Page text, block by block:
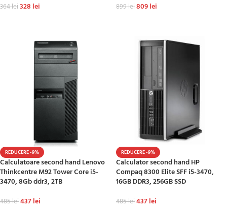
364lei328 lei 899lei809lei
REDUCERE -9%
Calculatoare second hand Lenovo
Thinkcentre M92 Tower Core i5-
3470, 8Gb ddr3, 2TB
485lei437lei
REDUCERE -9%
Calculator second hand HP
Compaq 8300 Elite SFF i5-3470,
16GB DDR3, 256GB SSD
485lei437lei